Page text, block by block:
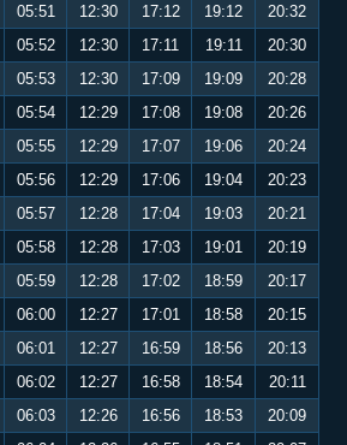
05:51 12:30 17:12 19:12
20:32
05:52 12:30 17:11 19:11
20:30
05:53 12:30 17:09 19:09
20:28
05:54 12:29 17:08 19:08
20:26
05:55 12:29 17:07 19:06
20:24
05:56 12:29 17:06 19:04
20:23
05:57 12:28 17:04 19:03
20:21
05:58 12:28 17:03 19:01
20:19
05:59 12:28 17:02 18:59
20:17
06:00 12:27 17:01 18:58
20:15
06:01 12:27 16:59 18:56
20:13
06:02 12:27 16:58 18:54
20:11
06:03 12:26 16:56 18:53
20:09